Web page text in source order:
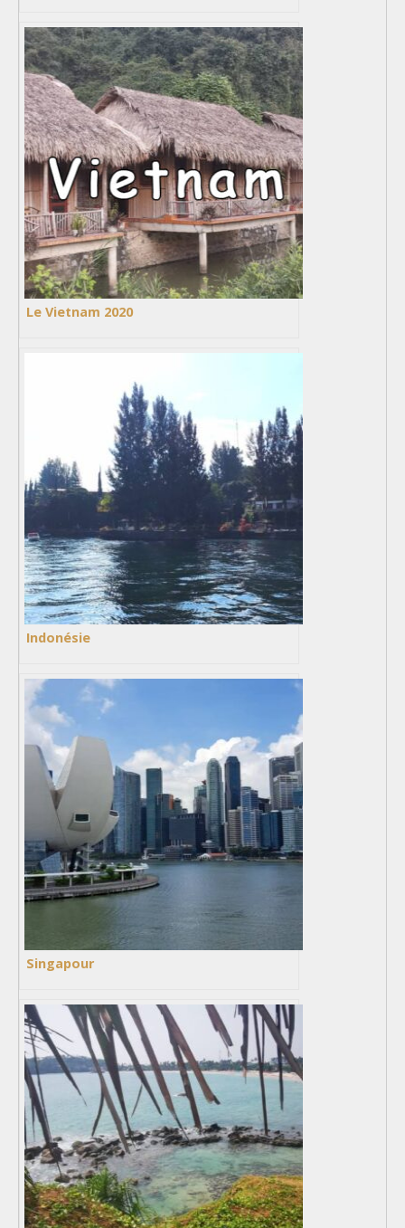
Le Vietnam 2020
Indonésie
Singapour